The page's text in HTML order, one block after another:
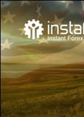
For traders